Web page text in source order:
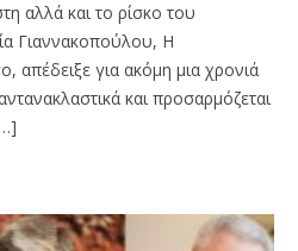
αλλά και το ρίσκο του
Γιαννακοπούλου, Η
απέδειξε για ακόμη μια χρονιά
και προσαρμόζεται